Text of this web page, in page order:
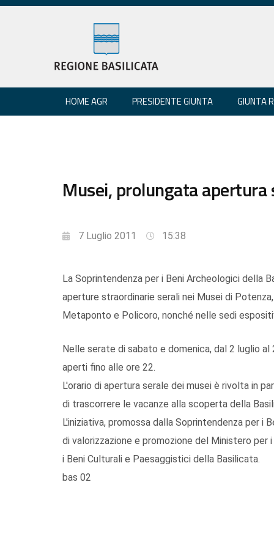
HOME AGR PRESIDENTE GIUNTA GIUNTA
Musei, prolungata apertura
7 Luglio 2011 15:38
La Soprintendenza per i Beni Archeologici della
aperture straordinarie serali nei Musei di
Metaponto e Policoro, nonché nelle sedi
Nelle serate di sabato e domenica, dal 2 luglio
aperti fino alle ore 22.
L'orario di apertura serale dei musei è rivolta in
di trascorrere le vacanze alla scoperta della
L'iniziativa, promossa dalla Soprintendenza per i
di valorizzazione e promozione del Ministero
i Beni Culturali e Paesaggistici della Basilicata.
bas 02